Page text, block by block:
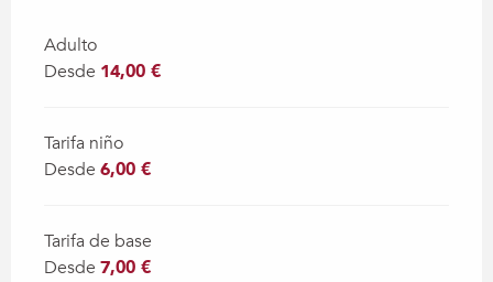
Adulto
Desde 14,00 €
Tarifa niño
Desde 6,00 €
Tarifa de base
Desde 7,00 €